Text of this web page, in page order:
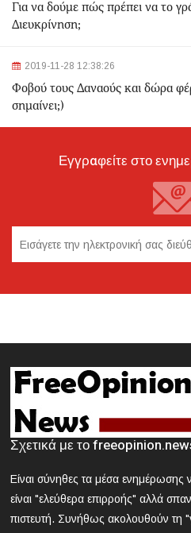
σκουπίδια
Θεσσαλονίκη: Δίπλα στο
30χρονος οδηγός -
δυστυχήματος
Λάρισα λόγω εργασιών το
Πότε καταβάλλονται οι
Κυκλοφοριακές ρυθμίσεις
2024-03-21 18:13:09
Θεσσαλονίκη: Συνελήφθη
δρεπάνι και κατσαβίδι σε
2024-03-21 17:58:30
Κοζάνη: Νεκρός 40χρονος
2024-03-21 17:47:39
ΕΟΔΥ: Nέος θάνατος από
Για να δούμε πώς πρέπει να το
Διευκρίνηση;
2019-11-28 12:38:26
Φοβού τους Δαναούς και δώρα
σημαίνει;)
Εγγραφείτε στο
Σχετικά με το
Είναι σύνηθες τα μέσα
είναι "ελεύθερα επιρροής" αλλά
πιστευτή. Συνήθως ακολουθούν τη